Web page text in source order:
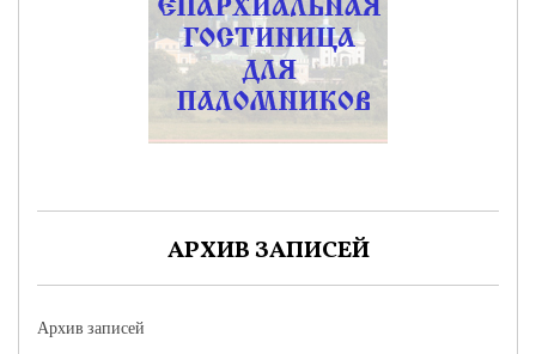
АРХИВ ЗАПИСЕЙ
Архив записей